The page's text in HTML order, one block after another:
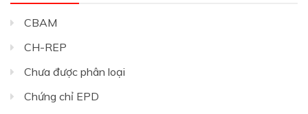
CBAM
CH-REP
Chưa được phân loại
Chứng chỉ EPD